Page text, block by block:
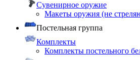
Сувенирное оружие
Макеты оружия (не
Постельная группа
Комплекты
Комплекты постельного